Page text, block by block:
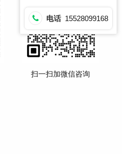
扫一扫加微信咨询
电话 15528099168